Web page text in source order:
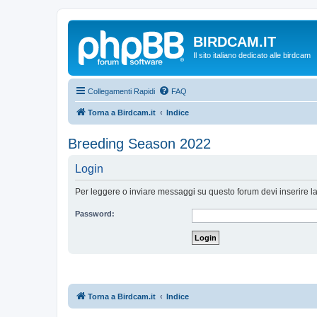
BIRDCAM.IT
Il sito italiano dedicato alle birdcam
Collegamenti Rapidi FAQ
Torna a Birdcam.it Indice
Breeding Season 2022
Login
Per leggere o inviare messaggi su questo forum devi inserire
Password:
Torna a Birdcam.it Indice